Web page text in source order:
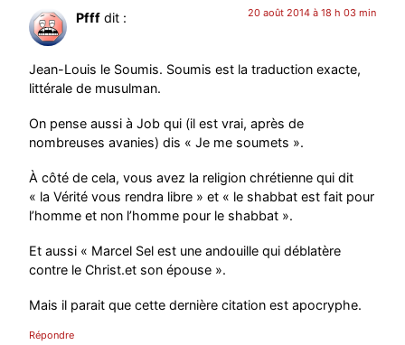
Pfff dit : 20 août 2014 à 18 h 03 min
Jean-Louis le Soumis. Soumis est la traduction exacte,
littérale de musulman.
On pense aussi à Job qui (il est vrai, après de
nombreuses avanies) dis « Je me soumets ».
À côté de cela, vous avez la religion chrétienne qui dit
« la Vérité vous rendra libre » et « le shabbat est fait pour
l’homme et non l’homme pour le shabbat ».
Et aussi « Marcel Sel est une andouille qui déblatère
contre le Christ.et son épouse ».
Mais il parait que cette dernière citation est apocryphe.
Répondre